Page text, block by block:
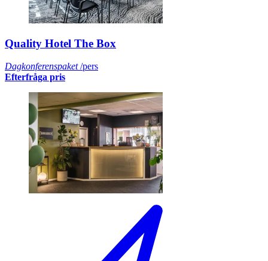
Quality Hotel The Box
Dagkonferenspaket/pers
Efterfråga pris